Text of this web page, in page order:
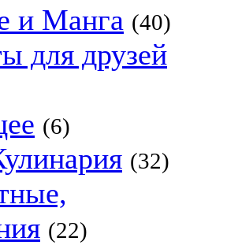
и Манга (40)
для друзей
(6)
(32)
(22)